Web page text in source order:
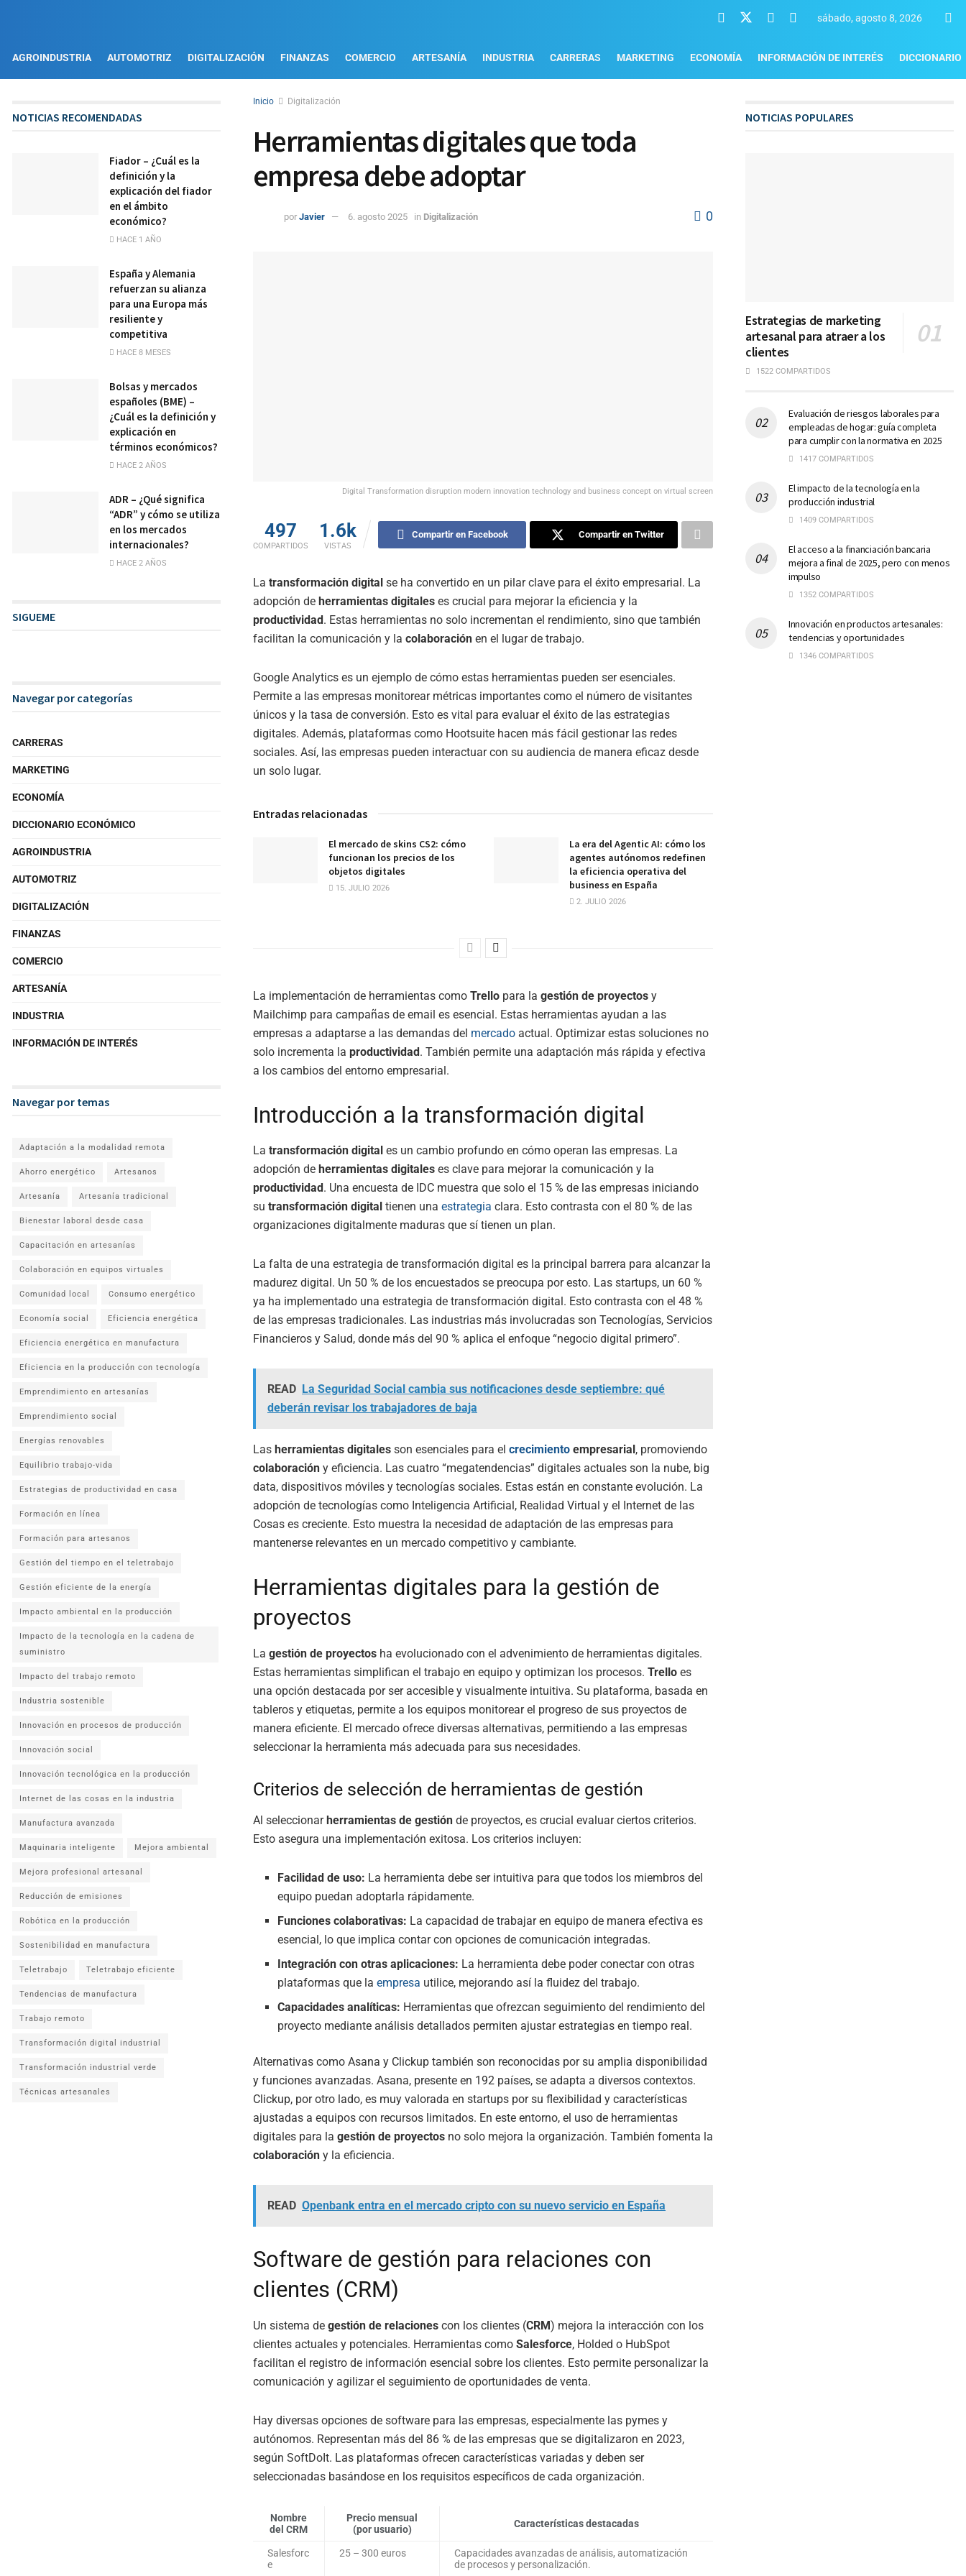
sábado, agosto 8, 2026
AGROINDUSTRIA AUTOMOTRIZ DIGITALIZACIÓN FINANZAS COMERCIO ARTESANÍA INDUSTRIA CARRERAS MARKETING ECONOMÍA INFORMACIÓN DE INTERÉS DICCIONARIO
Inicio Digitalización
Herramientas digitales que toda
empresa debe adoptar
por Javier 6. agosto 2025 in Digitalización 0
Digital Transformation disruption modern innovation technology and business concept on virtual screen
497
COMPARTIDOS
1.6k
VISTAS
Compartir en Facebook Compartir en Twitter
La transformación digital se ha convertido en un pilar clave para el éxito empresarial. La
adopción de herramientas digitales es crucial para mejorar la eficiencia y la
productividad. Estas herramientas no solo incrementan el rendimiento, sino que también
facilitan la comunicación y la colaboración en el lugar de trabajo.
Google Analytics es un ejemplo de cómo estas herramientas pueden ser esenciales.
Permite a las empresas monitorear métricas importantes como el número de visitantes
únicos y la tasa de conversión. Esto es vital para evaluar el éxito de las estrategias
digitales. Además, plataformas como Hootsuite hacen más fácil gestionar las redes
sociales. Así, las empresas pueden interactuar con su audiencia de manera eficaz desde
un solo lugar.
Entradas relacionadas
El mercado de skins CS2: cómo
funcionan los precios de los
objetos digitales
15. JULIO 2026
La era del Agentic AI: cómo los
agentes autónomos redefinen
la eficiencia operativa del
business en España
2. JULIO 2026
La implementación de herramientas como Trello para la gestión de proyectos y
Mailchimp para campañas de email es esencial. Estas herramientas ayudan a las
empresas a adaptarse a las demandas del mercado actual. Optimizar estas soluciones no
solo incrementa la productividad. También permite una adaptación más rápida y efectiva
a los cambios del entorno empresarial.
Introducción a la transformación digital
La transformación digital es un cambio profundo en cómo operan las empresas. La
adopción de herramientas digitales es clave para mejorar la comunicación y la
productividad . Una encuesta de IDC muestra que solo el 15 % de las empresas iniciando
su transformación digital tienen una estrategia clara. Esto contrasta con el 80 % de las
organizaciones digitalmente maduras que sí tienen un plan.
La falta de una estrategia de transformación digital es la principal barrera para alcanzar la
madurez digital. Un 50 % de los encuestados se preocupa por esto. Las startups, un 60 %
ya ha implementado una estrategia de transformación digital. Esto contrasta con el 48 %
de las empresas tradicionales. Las industrias más involucradas son Tecnologías, Servicios
Financieros y Salud, donde más del 90 % aplica el enfoque “negocio digital primero”.
READ La Seguridad Social cambia sus notificaciones desde septiembre: qué
deberán revisar los trabajadores de baja
Las herramientas digitales son esenciales para el crecimiento empresarial , promoviendo
colaboración y eficiencia. Las cuatro “megatendencias” digitales actuales son la nube, big
data, dispositivos móviles y tecnologías sociales. Estas están en constante evolución. La
adopción de tecnologías como Inteligencia Artificial, Realidad Virtual y el Internet de las
Cosas es creciente. Esto muestra la necesidad de adaptación de las empresas para
mantenerse relevantes en un mercado competitivo y cambiante.
Herramientas digitales para la gestión de
proyectos
La gestión de proyectos ha evolucionado con el advenimiento de herramientas digitales.
Estas herramientas simplifican el trabajo en equipo y optimizan los procesos. Trello es
una opción destacada por ser accesible y visualmente intuitiva. Su plataforma, basada en
tableros y etiquetas, permite a los equipos monitorear el progreso de sus proyectos de
manera eficiente. El mercado ofrece diversas alternativas, permitiendo a las empresas
seleccionar la herramienta más adecuada para sus necesidades.
Criterios de selección de herramientas de gestión
Al seleccionarherramientas de gestión de proyectos, es crucial evaluar ciertos criterios.
Esto asegura una implementación exitosa. Los criterios incluyen:
Facilidad de uso: La herramienta debe ser intuitiva para que todos los miembros del
equipo puedan adoptarla rápidamente.
Funciones colaborativas: La capacidad de trabajar en equipo de manera efectiva es
esencial, lo que implica contar con opciones de comunicación integradas.
Integración con otras aplicaciones: La herramienta debe poder conectar con otras
plataformas que laempresa utilice, mejorando así la fluidez del trabajo.
Capacidades analíticas: Herramientas que ofrezcan seguimiento del rendimiento del
proyecto mediante análisis detallados permiten ajustar estrategias en tiempo real.
Alternativas como Asana y Clickup también son reconocidas por su amplia disponibilidad
y funciones avanzadas. Asana, presente en 192 países, se adapta a diversos contextos.
Clickup, por otro lado, es muy valorada en startups por su flexibilidad y características
ajustadas a equipos con recursos limitados. En este entorno, el uso de herramientas
digitales para la gestión de proyectos no solo mejora la organización. También fomenta la
colaboración y la eficiencia.
READ Openbank entra en el mercado cripto con su nuevo servicio en España
Software de gestión para relaciones con
clientes (CRM)
Un sistema de gestión de relaciones con los clientes (CRM) mejora la interacción con los
clientes actuales y potenciales. Herramientas como Salesforce, Holded o HubSpot
facilitan el registro de información esencial sobre los clientes. Esto permite personalizar la
comunicación y agilizar el seguimiento de oportunidades de venta.
Hay diversas opciones de software para las empresas, especialmente las pymes y
autónomos. Representan más del 86 % de las empresas que se digitalizaron en 2023,
según SoftDoIt. Las plataformas ofrecen características variadas y deben ser
seleccionadas basándose en los requisitos específicos de cada organización.
Nombre
del CRM
Precio mensual
(por usuario)
Características destacadas
Salesforc
e
25 – 300 euros
Capacidades avanzadas de análisis, automatización
de procesos y personalización.
NOTICIAS RECOMENDADAS
Fiador – ¿Cuál es la
definición y la
explicación del fiador
en el ámbito
económico?
HACE 1 AÑO
España y Alemania
refuerzan su alianza
para una Europa más
resiliente y
competitiva
HACE 8 MESES
Bolsas y mercados
españoles (BME) –
¿Cuál es la definición y
explicación en
términos económicos?
HACE 2 AÑOS
ADR – ¿Qué significa
“ADR” y cómo se utiliza
en los mercados
internacionales?
HACE 2 AÑOS
SIGUEME
Navegar por categorías
CARRERAS
MARKETING
ECONOMÍA
DICCIONARIO ECONÓMICO
AGROINDUSTRIA
AUTOMOTRIZ
DIGITALIZACIÓN
FINANZAS
COMERCIO
ARTESANÍA
INDUSTRIA
INFORMACIÓN DE INTERÉS
Navegar por temas
Adaptación a la modalidad remota
Ahorro energético Artesanos
Artesanía Artesanía tradicional
Bienestar laboral desde casa
Capacitación en artesanías
Colaboración en equipos virtuales
Comunidad local Consumo energético
Economía social Eficiencia energética
Eficiencia energética en manufactura
Eficiencia en la producción con tecnología
Emprendimiento en artesanías
Emprendimiento social
Energías renovables
Equilibrio trabajo-vida
Estrategias de productividad en casa
Formación en línea
Formación para artesanos
Gestión del tiempo en el teletrabajo
Gestión eficiente de la energía
Impacto ambiental en la producción
Impacto de la tecnología en la cadena de
suministro
Impacto del trabajo remoto
Industria sostenible
Innovación en procesos de producción
Innovación social
Innovación tecnológica en la producción
Internet de las cosas en la industria
Manufactura avanzada
Maquinaria inteligente Mejora ambiental
Mejora profesional artesanal
Reducción de emisiones
Robótica en la producción
Sostenibilidad en manufactura
Teletrabajo Teletrabajo eficiente
Tendencias de manufactura
Trabajo remoto
Transformación digital industrial
Transformación industrial verde
Técnicas artesanales
NOTICIAS POPULARES
Estrategias de marketing
artesanal para atraer a los
clientes
1522 COMPARTIDOS
Evaluación de riesgos laborales para
empleadas de hogar: guía completa
para cumplir con la normativa en 2025
1417 COMPARTIDOS
El impacto de la tecnología en la
producción industrial
1409 COMPARTIDOS
El acceso a la financiación bancaria
mejora a final de 2025, pero con menos
impulso
1352 COMPARTIDOS
Innovación en productos artesanales:
tendencias y oportunidades
1346 COMPARTIDOS